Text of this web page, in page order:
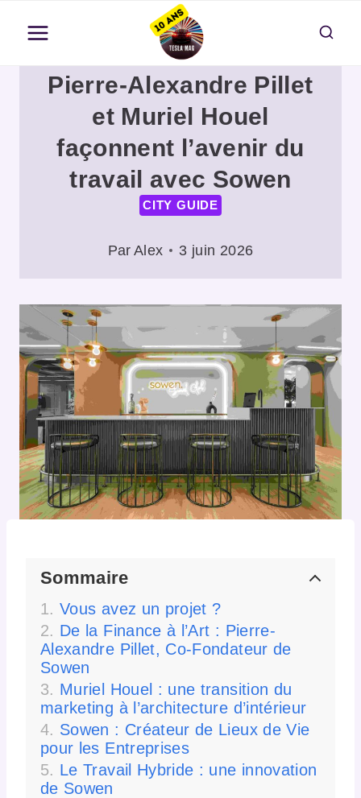
contenu
Pierre-Alexandre Pillet
et Muriel Houel
façonnent l’avenir du
travail avec Sowen
CITY GUIDE
Par Alex 3 juin 2026
Sommaire
Vous avez un projet ?
De la Finance à l’Art : Pierre-
Alexandre Pillet, Co-Fondateur de
Sowen
Muriel Houel : une transition du
marketing à l’architecture d’intérieur
Sowen : Créateur de Lieux de Vie
pour les Entreprises
Le Travail Hybride : une innovation
de Sowen